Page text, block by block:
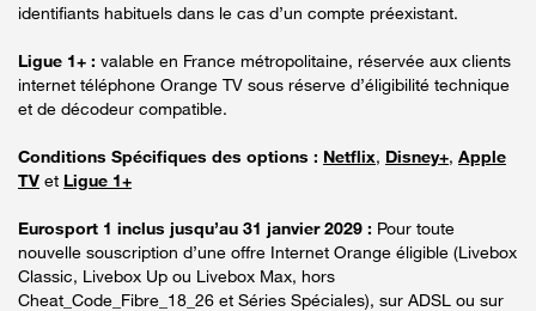
identifiants habituels dans le cas d’un compte préexistant.
Ligue 1+ : valable en France métropolitaine, réservée aux clients
internet téléphone Orange TV sous réserve d’éligibilité technique
et de décodeur compatible.
Conditions Spécifiques des options : Netflix, Disney+, Apple
TV et Ligue 1+
Eurosport 1 inclus jusqu’au 31 janvier 2029 : Pour toute
nouvelle souscription d’une offre Internet Orange éligible (Livebox
Classic, Livebox Up ou Livebox Max, hors
Cheat_Code_Fibre_18_26 et Séries Spéciales), sur ADSL ou sur